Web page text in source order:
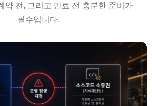
약 전, 그리고 만료 전 충분한 준비가
필수입니다.